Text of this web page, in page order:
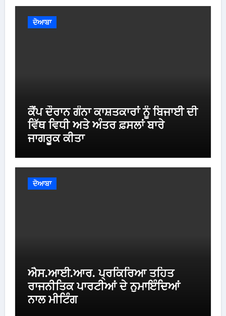
ਦੋਆਬਾ
ਕੈਂਪ ਦੌਰਾਨ ਗੰਨਾ ਕਾਸ਼ਤਕਾਰਾਂ ਨੂੰ ਬਿਜਾਈ ਦੀ
ਵਿੱਥ ਵਿਧੀ ਅਤੇ ਅੰਤਰ ਫ਼ਸਲਾਂ ਬਾਰੇ
ਜਾਗਰੂਕ ਕੀਤਾ
ਦੋਆਬਾ
ਐਸ.ਆਈ.ਆਰ. ਪ੍ਰਕਿਰਿਆ ਤਹਿਤ
ਰਾਜਨੀਤਿਕ ਪਾਰਟੀਆਂ ਦੇ ਨੁਮਾਇੰਦਿਆਂ
ਨਾਲ ਮੀਟਿੰਗ